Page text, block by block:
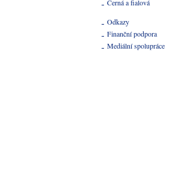
Černá a fialová
Odkazy
Finanční podpora
Mediální spolupráce